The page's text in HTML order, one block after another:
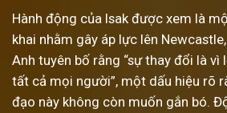
Hành động của Isak được xem là
khai nhằm gây áp lực lên
Anh tuyên bố rằng “sự thay đổi là
tất cả mọi người”, một dấu hiệu rõ
đạo này không còn muốn gắn bó.